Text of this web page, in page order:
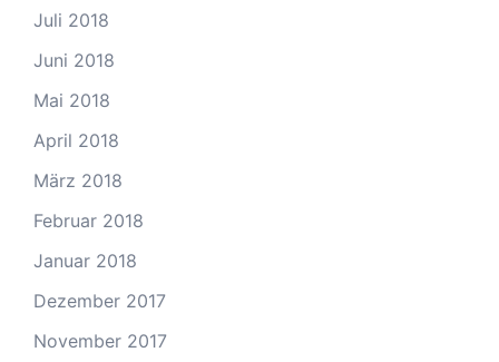
Juli 2018
Juni 2018
Mai 2018
April 2018
März 2018
Februar 2018
Januar 2018
Dezember 2017
November 2017